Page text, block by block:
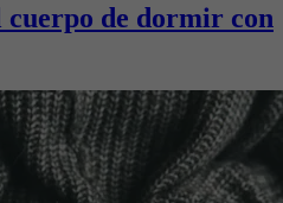
de dormir con